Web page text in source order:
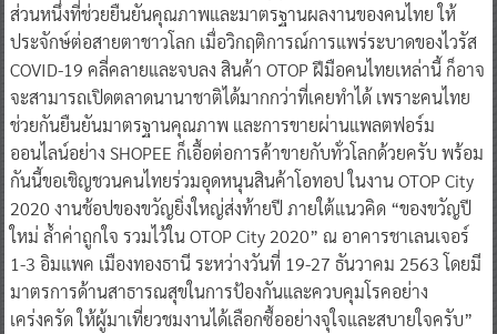
ส่วนหนึ่งที่ช่วยยืนยันคุณภาพและมาตรฐานผลงานของคนไทย ให้
ประจักษ์ต่อสายตาชาวโลก เมื่อวิกฤติการณ์การแพร่ระบาดของไวรัส
COVID-19 คลี่คลายและจบลง สินค้า OTOP ฝีมือคนไทยเหล่านี้ ก็อาจ
จะสามารถเปิดตลาดนานาชาติได้มากกว่าที่เคยทำได้ เพราะคนไทย
ช่วยกันยืนยันมาตรฐานคุณภาพ และการขายผ่านแพลตฟอร์ม
ออนไลน์อย่าง SHOPEE ก็เอื้อต่อการค้าขายกับทั่วโลกด้วยครับ พร้อม
กันนี้ขอเชิญชวนคนไทยร่วมอุดหนุนสินค้าโอทอป ในงาน OTOP City
2020 งานช้อปของขวัญยิ่งใหญ่ส่งท้ายปี ภายใต้แนวคิด “ของขวัญปี
ใหม่ ล้ำค่าถูกใจ รวมไว้ใน OTOP City 2020” ณ อาคารชาเลนเจอร์
1-3 อิมแพค เมืองทองธานี ระหว่างวันที่ 19-27 ธันวาคม 2563 โดยมี
มาตรการด้านสาธารณสุขในการป้องกันและควบคุมโรคอย่าง
เคร่งครัด ให้ผู้มาเที่ยวชมงานได้เลือกซื้ออย่างจุใจและสบายใจครับ”